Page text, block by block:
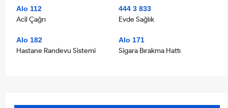
Alo 112
Acil Çağrı
444 3 833
Evde Sağlık
Alo 182
Hastane Randevu Sistemi
Alo 171
Sigara Bırakma Hattı